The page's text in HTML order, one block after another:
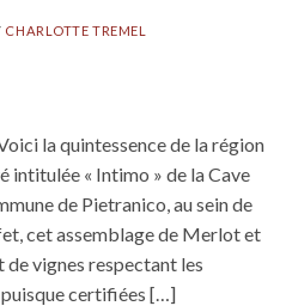
CHARLOTTE TREMEL
la quintessence de la région
intitulée « Intimo » de la Cave
de Pietranico, au sein de
cet assemblage de Merlot et
vignes respectant les
certifiées […]